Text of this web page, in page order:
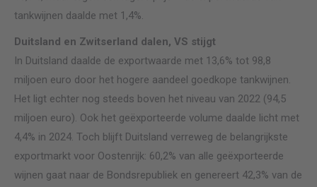
tankwijnen daalde met 1,4%.
Duitsland en Zwitserland dalen, VS stijgt
In Duitsland daalde de exportwaarde met 13,6% tot 98,8
miljoen euro door het hogere aandeel goedkope tankwijnen.
Het ligt echter nog steeds boven het niveau van 2022 (94,5
miljoen euro). Ook het geëxporteerde volume daalde licht met
4,4% in 2024. Toch blijft Duitsland verreweg de belangrijkste
exportmarkt voor Oostenrijk: 60,2% van alle geëxporteerde
wijnen gaat naar de Bondsrepubliek en genereert 42,3% van de